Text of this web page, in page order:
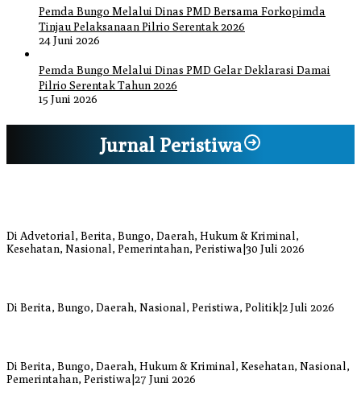
Pemda Bungo Melalui Dinas PMD Bersama Forkopimda
Tinjau Pelaksanaan Pilrio Serentak 2026
24 Juni 2026
Pemda Bungo Melalui Dinas PMD Gelar Deklarasi Damai
Pilrio Serentak Tahun 2026
15 Juni 2026
Jurnal Peristiwa
Di Advetorial, Berita, Bungo, Daerah, Hukum & Kriminal,
Kesehatan, Nasional, Pemerintahan, Peristiwa 30 Juli 2026
Di Berita, Bungo, Daerah, Nasional, Peristiwa, Politik|2 Juli 2026
Di Berita, Bungo, Daerah, Hukum & Kriminal, Kesehatan, Nasional,
Pemerintahan, Peristiwa 27 Juni 2026